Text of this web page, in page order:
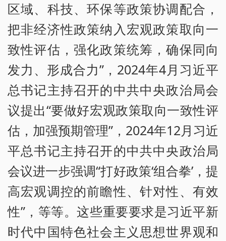
区域、科技、环保等政策协调配合，
把非经济性政策纳入宏观政策取向一
致性评估，强化政策统筹，确保同向
发力、形成合力”，2024年4月习近平
总书记主持召开的中共中央政治局会
议提出“要做好宏观政策取向一致性评
估，加强预期管理”，2024年12月习近
平总书记主持召开的中共中央政治局
会议进一步强调“打好政策‘组合拳’，提
高宏观调控的前瞻性、针对性、有效
性”，等等。这些重要要求是习近平新
时代中国特色社会主义思想世界观和